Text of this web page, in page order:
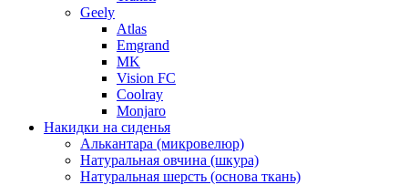
Geely
Atlas
Emgrand
MK
Vision FC
Coolray
Monjaro
Накидки на сиденья
Алькантара (микровелюр)
Натуральная овчина (шкура)
Натуральная шерсть (основа ткань)